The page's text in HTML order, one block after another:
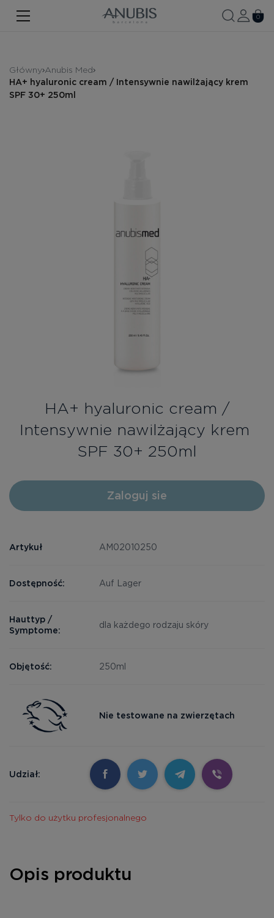
TWARZ
WŁOSY
SPA
Zaloguj się/Rejestracja
0
Główny Anubis Med
HА+ hyaluronic cream / Intensywnie nawilżający krem ​​
SPF 30+ 250ml
HА+ hyaluronic cream /
Intensywnie nawilżający krem ​​
SPF 30+ 250ml
Zaloguj sie
Artykuł AM02010250
Dostępność: Auf Lager
Hauttyp /
Symptome:
dla każdego rodzaju skóry
Objętość: 250ml
Nie testowane na zwierzętach
Udział:
Tylko do użytku profesjonalnego
Opis produktu